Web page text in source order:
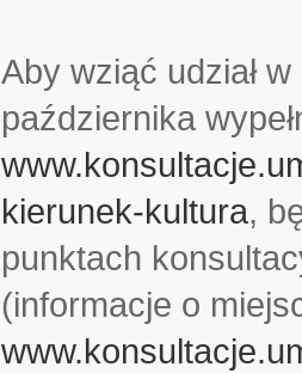
Aby wziąć udział
października
kierunek-kultura,
punktach
(informacje o